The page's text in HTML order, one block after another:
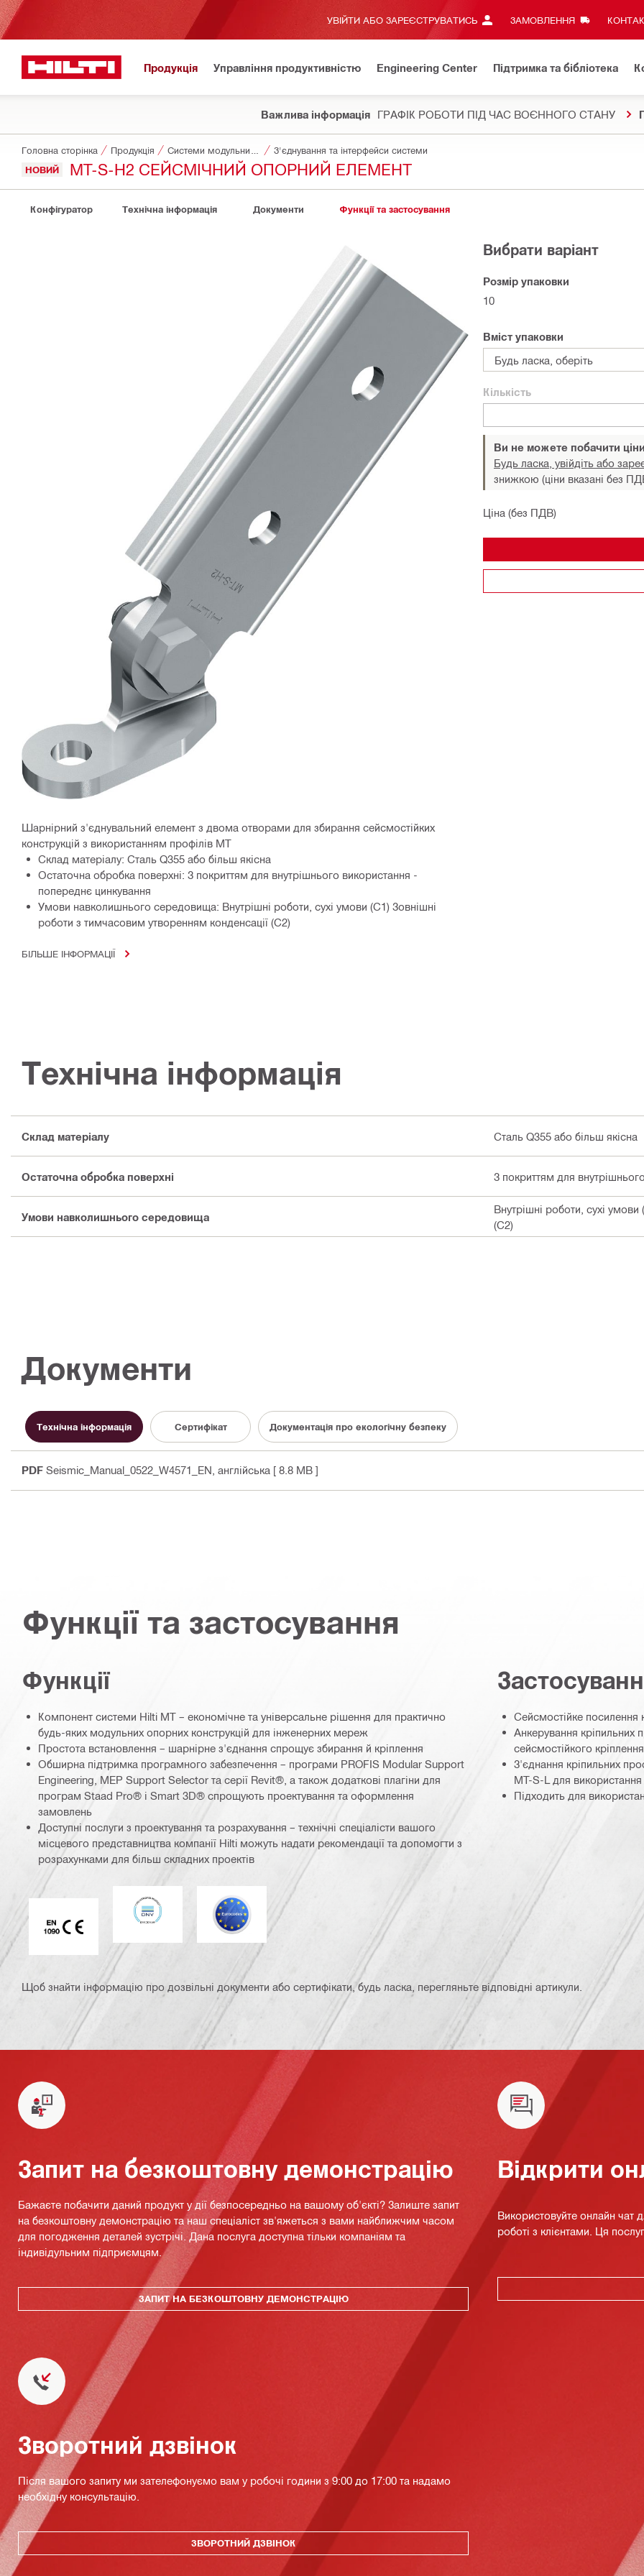
УВІЙТИ АБО ЗАРЕЄСТРУВАТИСЬ ЗАМОВЛЕННЯ
Продукція Управління продуктивністю Engineering Center Підтримка та бібліотека
Важлива інформація ГРАФІК РОБОТИ ПІД ЧАС ВОЄННОГО СТАНУ
Головна сторінка Продукція З'єднування та інтерфейси системи
НОВИЙ MT-S-H2 СЕЙСМІЧНИЙ ОПОРНИЙ ЕЛЕМЕНТ
Конфігуратор Технічна інформація Документи Функції та застосування
Шарнірний з'єднувальний елемент з двома отворами для збирання сейсмостійких
конструкцій з використанням профілів MT
Склад матеріалу: Сталь Q355 або більш якісна
Остаточна обробка поверхні: З покриттям для внутрішнього використання -
попереднє цинкування
Умови навколишнього середовища: Внутрішні роботи, сухі умови (C1) Зовнішні
роботи з тимчасовим утворенням конденсації (C2)
БІЛЬШЕ ІНФОРМАЦІЇ
Вибрати варіант
Розмір упаковки
10
Вміст упаковки
Будь ласка, оберіть
Кількість
Ви не можете побачити
Будь ласка, увійдіть або
знижкою (ціни вказані без
Ціна (без ПДВ)
Технічна інформація
Склад матеріалу Сталь Q355 або більш якісна
Остаточна обробка поверхні З покриттям для
Умови навколишнього середовища
Внутрішні роботи, сухі
(C2)
Документи
Технічна інформація Сертифікат Документація про екологічну безпеку
PDF Seismic_Manual_0522_W4571_EN , англійська [ 8.8 MB ]
Функції та застосування
Функції
Компонент системи Hilti MT – економічне та універсальне рішення для практично
будь-яких модульних опорних конструкцій для інженерних мереж
Простота встановлення – шарнірне з'єднання спрощує збирання й кріплення
Обширна підтримка програмного забезпечення – програми PROFIS Modular Support
Engineering, MEP Support Selector та серії Revit®, а також додаткові плагіни для
програм Staad Pro® і Smart 3D® спрощують проектування та оформлення
замовлень
Доступні послуги з проектування та розрахування – технічні спеціалісти вашого
місцевого представництва компанії Hilti можуть надати рекомендації та допомогти з
розрахунками для більш складних проектів
Маркування CE EN 1090
DNV Єврокод
Сейсмостійке посилення
Анкерування кріпильних
сейсмостійкого кріплення
З'єднання кріпильних
MT-S-L для використання
Підходить для
Щоб знайти інформацію про дозвільні документи або сертифікати, будь ласка, перегляньте відповідні артикули.
Запит на безкоштовну демонстрацію
Бажаєте побачити даний продукт у дії безпосередньо на вашому об'єкті? Залиште запит
на безкоштовну демонстрацію та наш спеціаліст зв'яжеться з вами найближчим часом
для погодження деталей зустрічі. Дана послуга доступна тільки компаніям та
індивідульним підприємцям.
ЗАПИТ НА БЕЗКОШТОВНУ ДЕМОНСТРАЦІЮ
Відкрити
Використовуйте онлайн чат
роботі з клієнтами. Ця
Зворотний дзвінок
Після вашого запиту ми зателефонуємо вам у робочі години з 9:00 до 17:00 та надамо
необхідну консультацію.
ЗВОРОТНИЙ ДЗВІНОК